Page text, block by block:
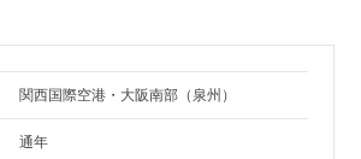
関西国際空港・大阪南部（泉州）
通年